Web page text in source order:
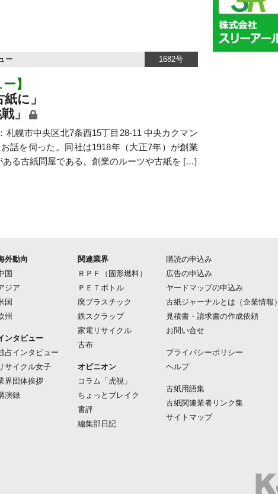
ー 1682号
】
に」
」
幌市中央区北7条西15丁目28-11 中央カクマン
話を伺った。同社は1918年（大正7年）が創業
ある古紙問屋である。創業のルーツや古紙を […]
外動向
国
ジア
国
州
ンタビュー
占インタビュー
サイクル女子
界団体挨拶
演録
関連業界
ＲＰＦ（固形燃料）
ＰＥＴボトル
廃プラスチック
鉄スクラップ
家電リサイクル
古布
オピニオン
コラム「虎視」
ちょっとブレイク
書評
編集部日記
購読の申込み
広告の申込み
ヤードマップの申込み
古紙ジャーナルとは（企業情報）
見積書・請求書の作成依頼
お問い合せ
プライバシーポリシー
ヘルプ
古紙用語集
古紙関連業者リンク集
サイトマップ